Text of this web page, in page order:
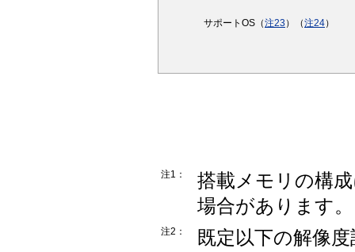
サポートOS（注23 ）（注24）
注1：
搭載メモリの構
場合があります。
注2：
既定以下の解像